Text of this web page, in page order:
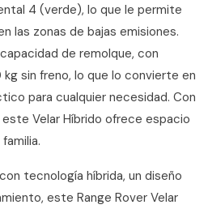
4 (verde), lo que le permite
las zonas de bajas emisiones.
de remolque, con
sin freno, lo que lo convierte en
para cualquier necesidad. Con
Velar Híbrido ofrece espacio
tecnología híbrida, un diseño
este Range Rover Velar